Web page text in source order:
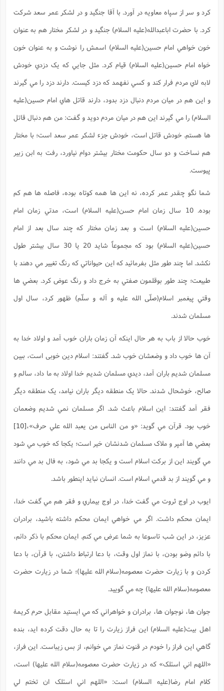
کرد و سر از سپاه معاويه در آورد. با آقا جنگيد و در لشکر عمر سعد شرکت
کرد. با حضرت اباعبدالله(علیه السلام) جنگيد و در لشکر مختار هم به عنوان
خون خواهي امام حسين(علیه السلام) اسمش را نوشت و به عنوان خون
خواه امام حسين(علیه السلام) قيام کرد. مثل جايي که يک دزدي خودش
لابه لاي مردم فرار کند و کسي نفهمد که دزد کيست. دارند دزد را مي گيرند
و اين هم در ميان مردم دنبال دزد بدود، دارند قاتل هاي امام حسين(علیه
السلام) را مي گيرند اين هم در ميان مردم دويد و گفت: من هم دنبال قاتل
ها هستم. خودش قاتل است، خودش جزء لشکر عمر سعد است؛ با مختار
هم نساخت و دو سال حکومت مختار بيشتر دوام نياورد، رفت به ابن زبير
پيوست.
شما نگو چقدر عمر کرده، نه اين ها همه کوتاه بوده، فاصله ها هم کم
بوده. 10 سال زمان امام حسن(علیه السلام) است، مدتي زمان امام
حسين(علیه السلام) است و بعد زمان مختار که چند سال بعد از امام
حسين(علیه السلام) بود که مجموعاً شايد 20 يا 30 سال بيشتر طول
نکشد. اما چند طور مثل بفرمائيد که اين حيواناتي که رنگ تغيير مي دهند با
طبيعت؛ چند طور بوقلمون صفتي به خرج داد و رنگ عوض کرد. بعضي ها
وقتي پيغمبر اسلام(صلّی الله علیه و آله و سلّم) ظهور کرد، سال اول
مسلمان شدند.
خوب حالا از باب به هر حال اينکه آن زمان باران خوب آمد و اولاد خدا به
آن ها خوب داد و وضعشان خوب شد. گفتند: اسلام دين خوبی است، ببين
مسلمان شديم باران آمد، ديدي مسلمان شديم خدا اولاد به ما داد، سالم و
صالح، خوشحال شدند. حالا يک منطقه ديگر باران نيامد، يک منطقه ديگر
فقر آمد گفتند: اين اسلام باعث شد. اگر مسلمان نمي شديم وضعمان
خوب بود. قرآن مي گويد: «و من الناس من يعبد الله علي حرف»،[10]
بعضي ها آمپر و ملاک مسلمان شدنشان خير است؛ يکجا که خوب مي شود
مي گويند اين از برکت اسلام است و یکجا بد مي شود، به فال بد مي دانند
و مي گويند از بد قدمي اسلام است. انسان نبايد اينطور باشد.
ايوب در اوج ثروت مي گفت خدا، در اوج بيماري و فقر هم مي گفت خدا،
ايمان محکم داشت. اگر مي خواهي ايمان محکم داشته باشيد، برادران
عزيز، در اين شب تاسوعا به شما عرض مي کنم. ايمان محکم با ذکر دائم،
با دائم وضو بودن، با نماز اول وقت، با دعا ارتباط داشتن، با قرآن، با دعا
کردن و با زيارت حضرت معصومه(سلام الله علیها)؛ شما در زيارت حضرت
معصومه(سلام الله علیها) چه مي گوييد.
جوان ها، نوجوان ها، برادران و خواهراني که مي ايستيد مقابل حرم کريمۀ
اهل بيت(علیه السلام) اين فراز زيارت را تا به حال دقت کرده ايد، بنده
گاهي اين فراز را خودم در قنوت نماز مي خوانم، از بس زيباست. اين فراز،
«اللهم اني اسئلک» که در زيارت حضرت معصومه(سلام الله علیها) است،
کلام امام رضا(علیه السلام) است: «اللهم اني اسئلک ان تختم لي